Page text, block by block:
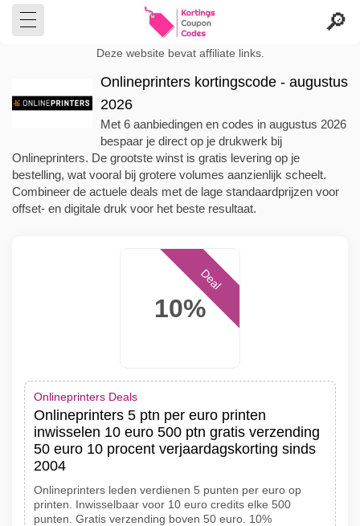
Deze website bevat affiliate links.
Onlineprinters kortingscode - augustus
2026
Met 6 aanbiedingen en codes in augustus 2026
bespaar je direct op je drukwerk bij
Onlineprinters. De grootste winst is gratis levering op je
bestelling, wat vooral bij grotere volumes aanzienlijk scheelt.
Combineer de actuele deals met de lage standaardprijzen voor
offset- en digitale druk voor het beste resultaat.
10%
Deal
Onlineprinters Deals
Onlineprinters 5 ptn per euro printen
inwisselen 10 euro 500 ptn gratis verzending
50 euro 10 procent verjaardagskorting sinds
2004
Onlineprinters leden verdienen 5 punten per euro op
printen. Inwisselbaar voor 10 euro credits elke 500
punten. Gratis verzending boven 50 euro. 10%